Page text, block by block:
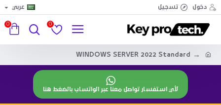
دخول تسجيل عربي
0
0
WINDOWS SERVER 2022 Standard
لأي استفسار تواصل معنا عبر الواتساب بالضغط هنا